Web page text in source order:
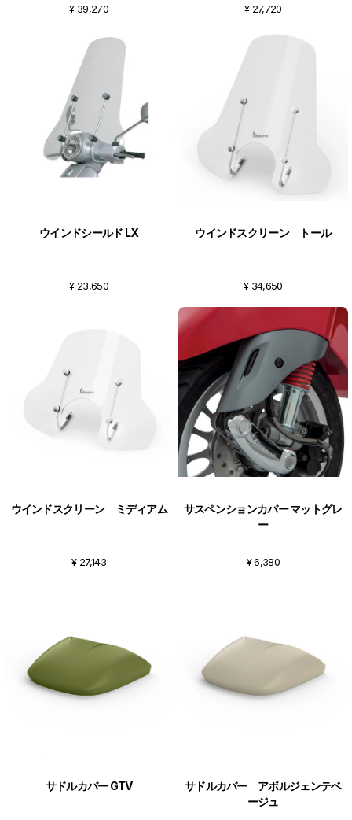
¥ 39,270 ¥ 27,720
ウインドシールド LX
¥ 23,650
ウインドスクリーン トール
¥ 34,650
ウインドスクリーン ミディアム
¥ 27,143
サスペンションカバー マットグレ
ー
¥ 6,380
サドルカバー GTV
サドルカバー アボルジェンテベ
ージュ